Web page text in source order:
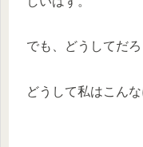
でも、どうしてだろ
どうして私はこん